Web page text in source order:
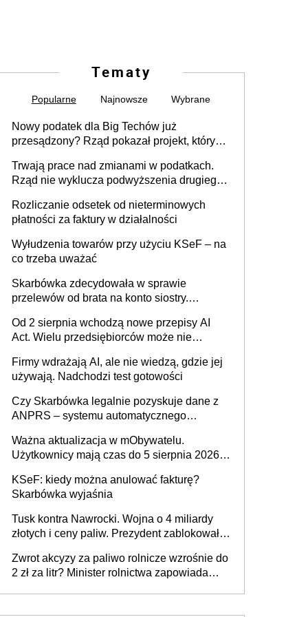
Tematy
Popularne Najnowsze Wybrane
Nowy podatek dla Big Techów już
przesądzony? Rząd pokazał projekt, który
Trwają prace nad zmianami w podatkach.
Rząd nie wyklucza podwyższenia drugiego
Rozliczanie odsetek od nieterminowych
płatności za faktury w działalności
Wyłudzenia towarów przy użyciu KSeF – na
co trzeba uważać
Skarbówka zdecydowała w sprawie
przelewów od brata na konto siostry.
darowizna, ale podatku jednak nie będzie
Od 2 sierpnia wchodzą nowe przepisy AI
Act. Wielu przedsiębiorców może nie
Firmy wdrażają AI, ale nie wiedzą, gdzie jej
używają. Nadchodzi test gotowości
Czy Skarbówka legalnie pozyskuje dane z
ANPRS – systemu automatycznego
pojazdów z kamer drogowych?
Ważna aktualizacja w mObywatelu.
Użytkownicy mają czas do 5 sierpnia 2026
KSeF: kiedy można anulować fakturę?
Skarbówka wyjaśnia
Tusk kontra Nawrocki. Wojna o 4 miliardy
złotych i ceny paliw. Prezydent zablokował
wymierzonym we wszystkich polskich
kierowców”
Zwrot akcyzy za paliwo rolnicze wzrośnie do
2 zł za litr? Minister rolnictwa zapowiada